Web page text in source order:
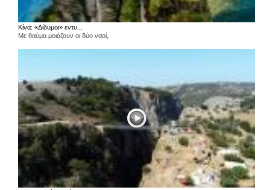
Κίνα: «Δίδυμοι» εντυ...
Με θαύμα μοιάζουν οι δύο ναοί,